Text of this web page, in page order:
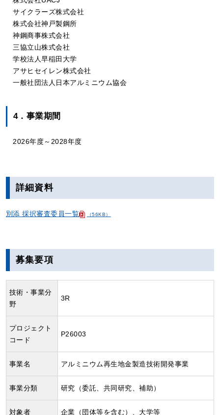
サイクラーズ株式会社
株式会社神戸製鋼所
神鋼商事株式会社
三協立山株式会社
学校法人早稲田大学
アサヒセイレン株式会社
一般社団法人日本アルミニウム協会
4．事業期間
2026年度～2028年度
詳細資料
別添 採択審査委員一覧 （56KB）
募集要項
技術・事業分
野
3R
プロジェクト
コード
P26003
事業名 アルミニウム再生地金製造技術開発事業
事業分類 研究（委託、共同研究、補助）
対象者 企業（団体等を含む）、大学等